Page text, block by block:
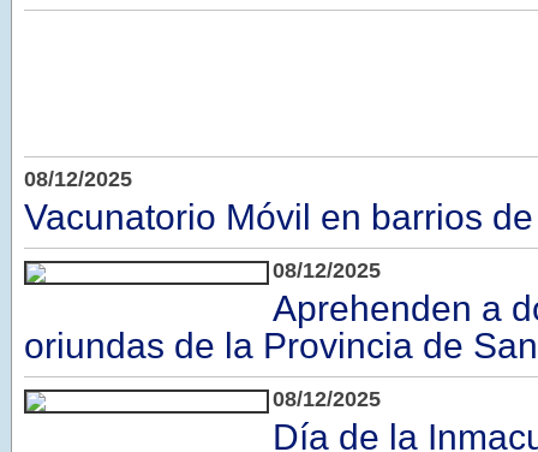
08/12/2025
Vacunatorio Móvil en barrios
08/12/2025
Aprehenden a
oriundas de la Provincia de
08/12/2025
Día de la